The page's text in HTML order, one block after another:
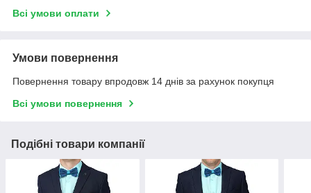
Всі умови оплати
Умови повернення
Повернення товару впродовж 14 днів за рахунок покупця
Всі умови повернення
Подібні товари компанії